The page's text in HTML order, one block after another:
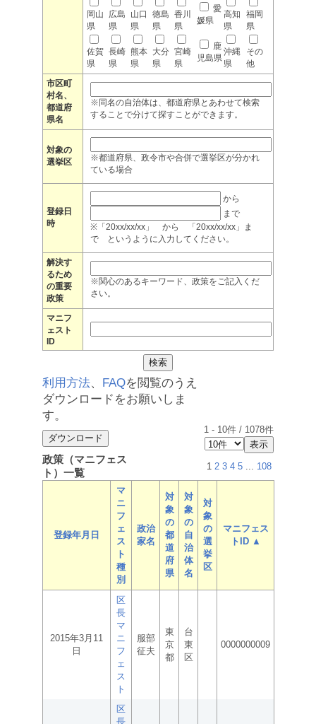
岡山
県
広島
県
山口
県
徳島
県
香川
県
愛
媛県
高知
県
福岡
県
佐賀
県
長崎
県
熊本
県
大分
県
宮崎
県
鹿
児島県
沖縄
県
その
他
市区町
村名、
都道府
県名
※同名の自治体は、都道府県とあわせて検索
することで分けて探すことができます。
対象の
選挙区
※都道府県、政令市や合併で選挙区が分かれ
ている場合
登録日
時
から
まで
※「20xx/xx/xx」 から 「20xx/xx/xx」ま
で というように入力してください。
解決す
るため
の重要
政策
※関心のあるキーワード、政策をご記入くだ
さい。
マニフ
ェスト
ID
利用方法、 FAQを閲覧のうえ
ダウンロードをお願いしま
す。
1 - 10件 / 1078件
政策（マニフェス
ト）一覧
1 2 3 4 5 ... 108
登録年月日
マ
ニ
フ
ェ
ス
ト
種
別
政治
家名
対
象
の
都
道
府
県
対
象
の
自
治
体
名
対
象
の
選
挙
区
マニフェス
トID ▲
2015年3月11
日
区
長
マ
ニ
フ
ェ
ス
ト
服部
征夫
東
京
都
台
東
区
0000000009
区
長